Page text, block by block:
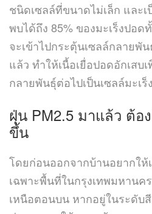
ชนิดเซลล์ที่ขนาดไม่เล็ก และ
พบได้ถึง 85% ของมะเร็งปอ
จะเข้าไปกระตุ้นเซลล์กลายพั
แล้ว ทำให้เนื้อเยื่อปอดอักเสบ
กลายพันธุ์ต่อไปเป็นเซลล์มะเ
ฝุ่น PM2.5 มาแล้ว ต้อ
ขึ้น
โดยก่อนออกจากบ้านอยากให้
เฉพาะพื้นที่ในกรุงเทพมหานค
เหนือตอนบน หากอยู่ในระดับ